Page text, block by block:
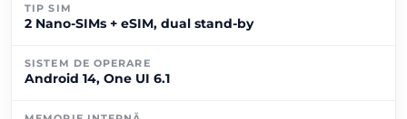
TIP SIM
2 Nano-SIMs + eSIM, dual stand-by
SISTEM DE OPERARE
Android 14, One UI 6.1